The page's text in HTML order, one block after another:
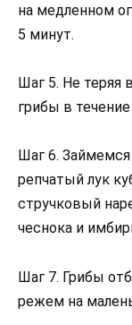
на медленном
5 минут.
Шаг 5. Не теряя
грибы в
Шаг 6.
репчатый лук
стручковый
чеснока и
Шаг 7. Грибы
режем на